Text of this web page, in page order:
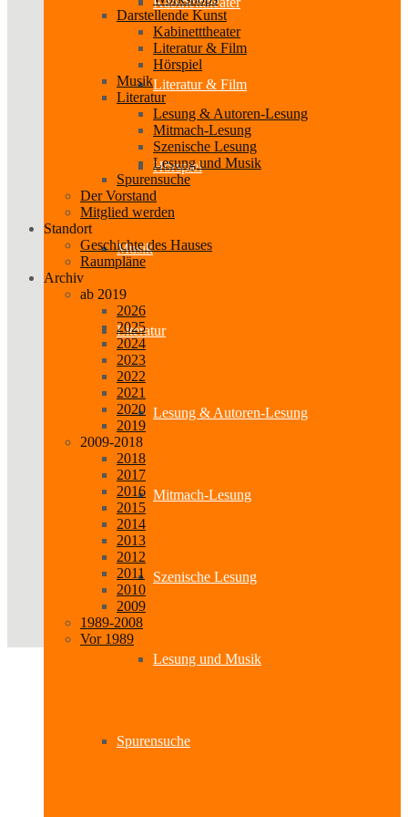
Literatur & Film
Hörspiel
Musik
Literatur
Lesung & Autoren-Lesung
Mitmach-Lesung
Szenische Lesung
Lesung und Musik
Spurensuche
Darstellende Kunst
Kabinetttheater
Literatur & Film
Hörspiel
Musik
Literatur
Lesung & Autoren-Lesung
Mitmach-Lesung
Szenische Lesung
Lesung und Musik
Spurensuche
Der Vorstand
Mitglied werden
Standort
Geschichte des Hauses
Raumpläne
Archiv
ab 2019
2026
2025
2024
2023
2022
2021
2020
2019
2009-2018
2018
2017
2016
2015
2014
2013
2012
2011
2010
2009
1989-2008
Vor 1989